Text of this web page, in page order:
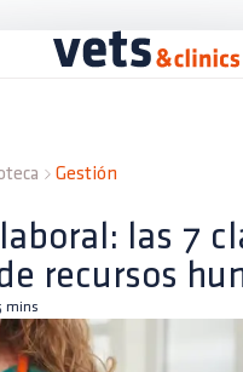
Gestión
las 7
recursos
mins